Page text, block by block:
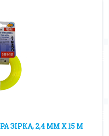
ЗІРКА, 2,4 ММ Х 15 М